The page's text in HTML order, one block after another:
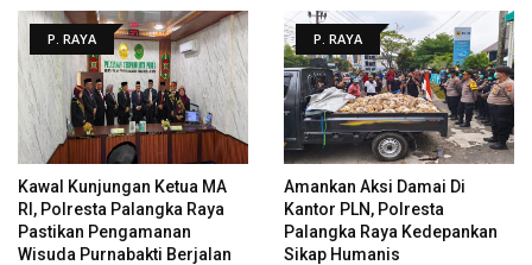
P. RAYA
Kawal Kunjungan Ketua MA
RI, Polresta Palangka Raya
Pastikan Pengamanan
Wisuda Purnabakti Berjalan
P. RAYA
Amankan Aksi Damai Di
Kantor PLN, Polresta
Palangka Raya Kedepankan
Sikap Humanis